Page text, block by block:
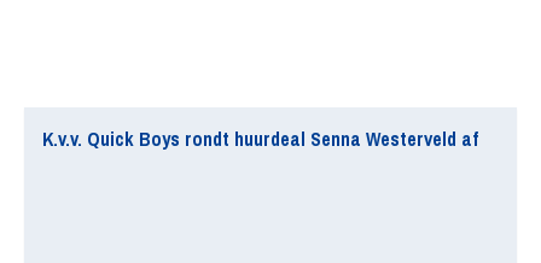
K.v.v. Quick Boys rondt huurdeal Senna Westerveld af